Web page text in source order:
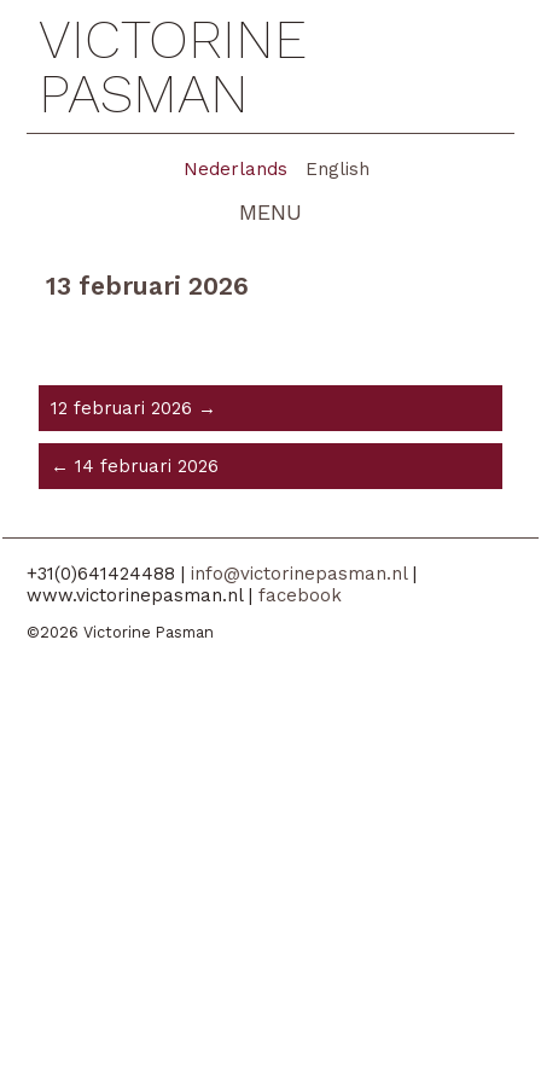
VICTORINE
PASMAN
Nederlands English
MENU
13 februari 2026
12 februari 2026 →
← 14 februari 2026
+31(0)641424488 |info@victorinepasman.nl|
www.victorinepasman.nl |facebook
©2026 Victorine Pasman